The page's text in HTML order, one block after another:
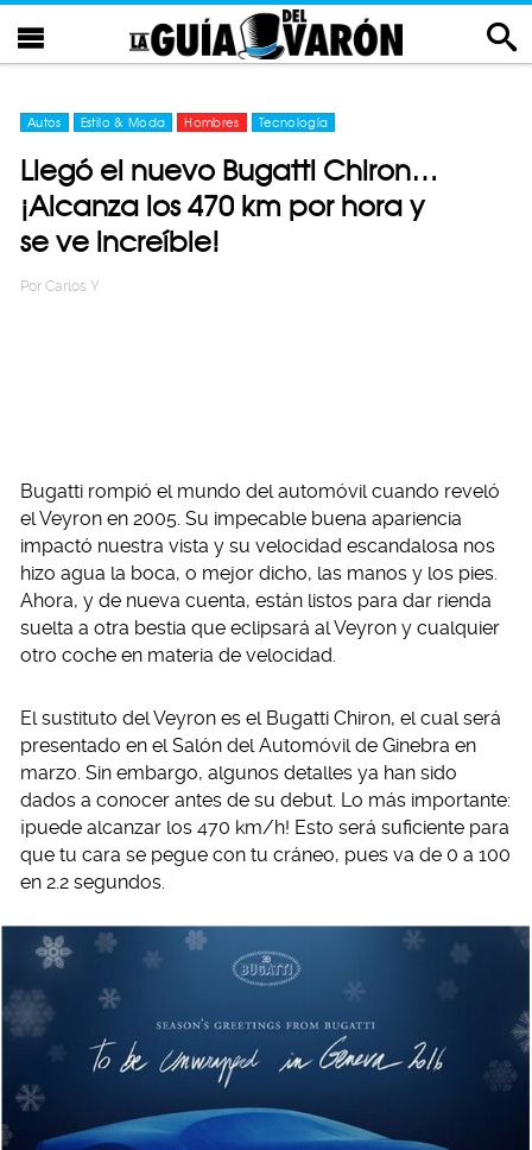
Autos Estilo & Moda Hombres Tecnología
Llegó el nuevo Bugatti Chiron…
¡Alcanza los 470 km por hora y
se ve increíble!
Por Carlos Y
Bugatti rompió el mundo del automóvil cuando reveló
el Veyron en 2005. Su impecable buena apariencia
impactó nuestra vista y su velocidad escandalosa nos
hizo agua la boca, o mejor dicho, las manos y los pies.
Ahora, y de nueva cuenta, están listos para dar rienda
suelta a otra bestia que eclipsará al Veyron y cualquier
otro coche en materia de velocidad.
El sustituto del Veyron es el Bugatti Chiron, el cual será
presentado en el Salón del Automóvil de Ginebra en
marzo. Sin embargo, algunos detalles ya han sido
dados a conocer antes de su debut. Lo más importante:
¡puede alcanzar los 470 km/h! Esto será suficiente para
que tu cara se pegue con tu cráneo, pues va de 0 a 100
en 2.2 segundos.